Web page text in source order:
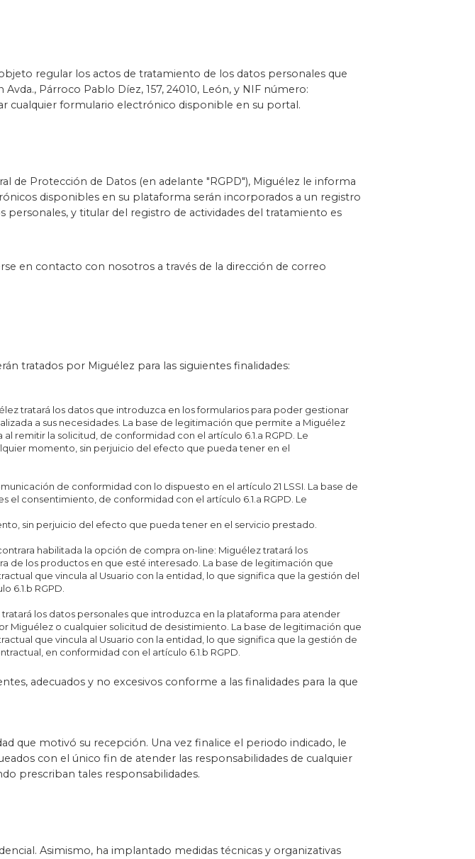
regular los actos de tratamiento de los datos personales que
Párroco Pablo Díez, 157, 24010, León, y NIF número:
cualquier formulario electrónico disponible en su portal.
de Protección de Datos (en adelante "RGPD"), Miguélez le informa
disponibles en su plataforma serán incorporados a un registro
y titular del registro de actividades del tratamiento es
en contacto con nosotros a través de la dirección de correo
tratados por Miguélez para las siguientes finalidades:
tratará los datos que introduzca en los formularios para poder gestionar
a sus necesidades. La base de legitimación que permite a Miguélez
remitir la solicitud, de conformidad con el artículo 6.1.a RGPD. Le
momento, sin perjuicio del efecto que pueda tener en el
de conformidad con lo dispuesto en el artículo 21 LSSI. La base de
consentimiento, de conformidad con el artículo 6.1.a RGPD. Le
sin perjuicio del efecto que pueda tener en el servicio prestado.
habilitada la opción de compra on-line: Miguélez tratará los
de los productos en que esté interesado. La base de legitimación que
que vincula al Usuario con la entidad, lo que significa que la gestión del
6.1.b RGPD.
los datos personales que introduzca en la plataforma para atender
o cualquier solicitud de desistimiento. La base de legitimación que
que vincula al Usuario con la entidad, lo que significa que la gestión de
en conformidad con el artículo 6.1.b RGPD.
adecuados y no excesivos conforme a las finalidades para la que
que motivó su recepción. Una vez finalice el periodo indicado, le
con el único fin de atender las responsabilidades de cualquier
prescriban tales responsabilidades.
Asimismo, ha implantado medidas técnicas y organizativas